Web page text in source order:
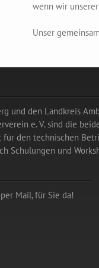
wenn wir
Unser
und den Landkreis
e. V. sind die
für den technischen
Schulungen und
Mail, für Sie da!